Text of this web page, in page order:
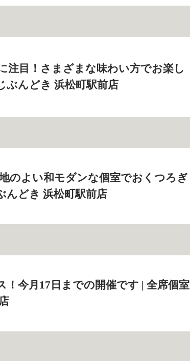
注目！さまざまな味わい方でお楽し
ぶんどき 浜松町駅前店
のよい和モダンな個室でおくつろぎ
んどき 浜松町駅前店
！今月17日までの開催です | 全席個室